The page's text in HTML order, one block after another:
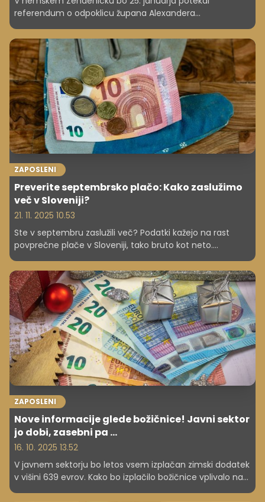
referendum o odpoklicu župana Alexandera
Kretzschmarja, ki je po 11 dneh na funkciji od marca na
bolniški. Po navedbah lokalnih medijev ima pravico do
izplačil do leta 2033.
ZAPOSLENI
Preverite septembrsko plačo: Kako zaslužimo
več v Sloveniji?
21. 11. 2025 10.53
Ste v septembru zaslužili več? Podatki kažejo na rast
povprečne plače v Sloveniji, tako bruto kot neto.
Preverite, kako se razlikujejo zaslužki med zasebnim in
javnim sektorjem ter katere dejavnosti še vedno
izplačujejo najvišje zneske.
ZAPOSLENI
Nove informacije glede božičnice! Javni sektor
jo dobi, zasebni pa ...
16. 10. 2025 13.52
V javnem sektorju bo letos vsem izplačan zimski dodatek
v višini 639 evrov. Kako bo izplačilo božičnice vplivalo na
socialne transferje?